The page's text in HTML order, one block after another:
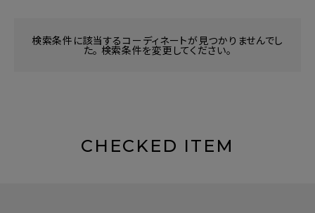
検索条件に該当するコーディネートが見つかりませんでし
た。 検索条件を変更してください。
CHECKED ITEM